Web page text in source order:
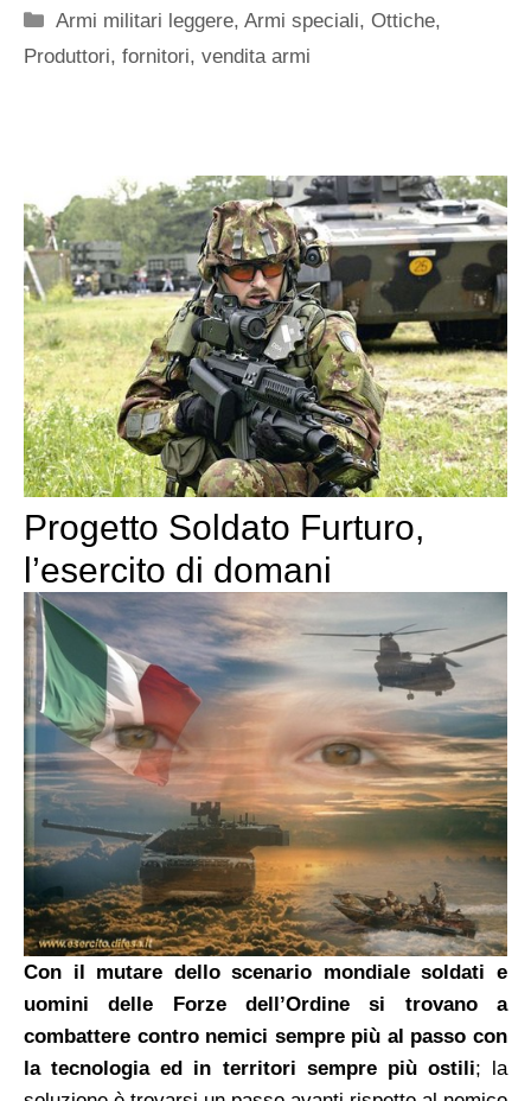
Categorie
Armi militari leggere,Armi speciali,Ottiche,
Produttori, fornitori, vendita armi
Progetto Soldato Furturo,
l’esercito di domani
Con il mutare dello scenario mondiale soldati e
uomini delle Forze dell’Ordine si trovano a
combattere contro nemici sempre più al passo con
la tecnologia ed in territori sempre più ostili; la